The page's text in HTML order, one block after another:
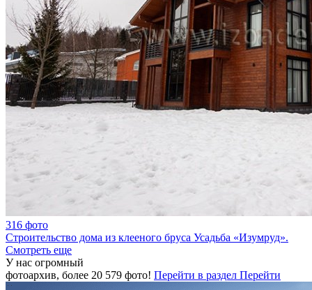
316 фото
Строительство дома из клееного бруса Усадьба «Изумруд».
Смотреть еще
У нас огромный
фотоархив, более 20 579 фото! Перейти в раздел Перейти